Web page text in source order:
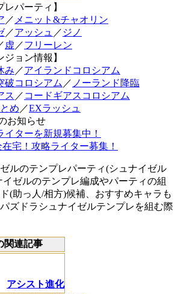
レパーティ】
／ メニット&チャオリン
／アッシュ ／ ジノ
虚 ／フリーレン
ジョン情報】
み ／アイランドコロシアム
破コロシアム ／ ノーランド降臨
ス ／ コードギアスコロシアム
め ／EXラッシュ
お知らせ
ターを新規募集中！
宅！攻略ライター募集！
ルのテンプレパーティ(シュナイゼル
ゼルのテンプレ編成やパーティの組
(助っ人/相方)候補、おすすめキャラも
ズドラシュナイゼルテンプレを組む際
関連記事
アシスト進化